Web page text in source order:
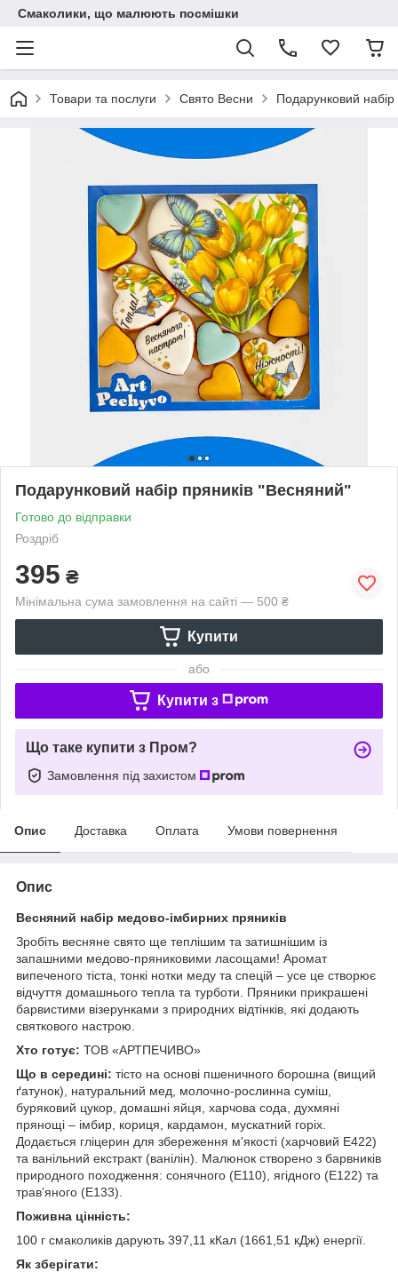
Смаколики, що малюють посмішки
Товари та послуги Свято Весни Подарунковий
Подарунковий набір пряників "Весняний"
Готово до відправки
Роздріб
395 ₴
Мінімальна сума замовлення на сайті — 500 ₴
Купити
або
Купити з
Що таке купити з Пром?
Замовлення під захистом
Опис Доставка Оплата Умови повернення
Опис
Весняний набір медово-імбирних пряників
Зробіть весняне свято ще теплішим та затишнішим із
запашними медово-пряниковими ласощами! Аромат
випеченого тіста, тонкі нотки меду та спецій – усе це створює
відчуття домашнього тепла та турботи. Пряники прикрашені
барвистими візерунками з природних відтінків, які додають
святкового настрою.
Хто готує: ТОВ «АРТПЕЧИВО»
Що в середині: тісто на основі пшеничного борошна (вищий
ґатунок), натуральний мед, молочно-рослинна суміш,
буряковий цукор, домашні яйця, харчова сода, духмяні
прянощі – імбир, кориця, кардамон, мускатний горіх.
Додається гліцерин для збереження м’якості (харчовий E422)
та ванільний екстракт (ванілін). Малюнок створено з барвників
природного походження: сонячного (E110), ягідного (E122) та
трав’яного (E133).
Поживна цінність:
100 г смаколиків дарують 397,11 кКал (1661,51 кДж) енергії.
Як зберігати: